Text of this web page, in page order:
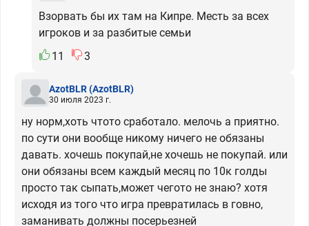
Взорвать бы их там на Кипре. Месть за всех
игроков и за разбитые семьи
11
3
AzotBLR(AzotBLR)
30 июля 2023 г.
ну норм,хоть чтото сработало. мелочь а приятно.
по сути они вообще никому ничего не обязаны
давать. хочешь покупай,не хочешь не покупай. или
они обязаны всем каждый месяц по 10к голды
просто так сыпать,может чегото не знаю? хотя
исходя из того что игра превратилась в говно,
заманивать должны посерьезней